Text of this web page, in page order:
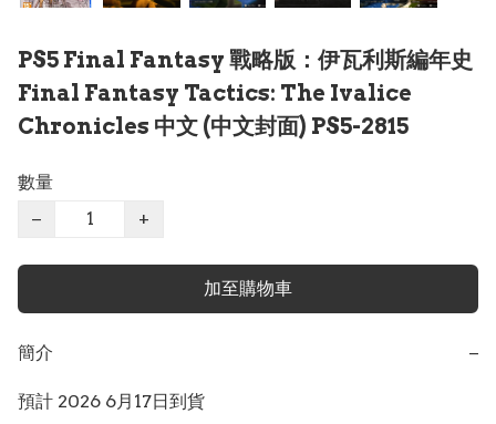
PS5 Final Fantasy 戰略版：伊瓦利斯編年史
Final Fantasy Tactics: The Ivalice
Chronicles 中文 (中文封面) PS5-2815
數量
−
+
加至購物車
簡介 −
預計 2026 6月17日到貨